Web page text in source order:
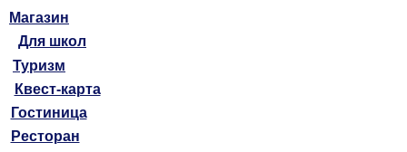
Магазин
Для школ
Туризм
Квест-карта
Гостиница
Ресторан